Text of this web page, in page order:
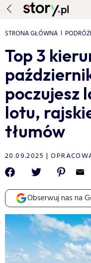
STRONA GŁÓWNA
Top 3
poczujesz
lotu,
tłumów
20.09.2025
Obserwuj nas na